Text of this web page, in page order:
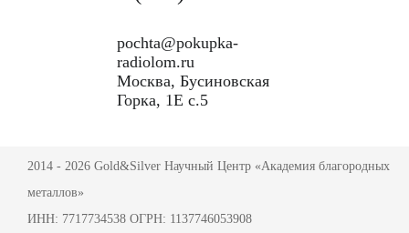
pochta@pokupka-
radiolom.ru
Москва, Бусиновская
Горка, 1Е с.5
2014 - 2026 Gold&Silver Научный Центр «Академия благородных
металлов»
ИНН: 7717734538 ОГРН: 1137746053908